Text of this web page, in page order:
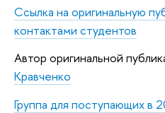
Ссылка на оригинальную
контактами студентов
Автор оригинальной
Кравченко
Группа для поступающих в